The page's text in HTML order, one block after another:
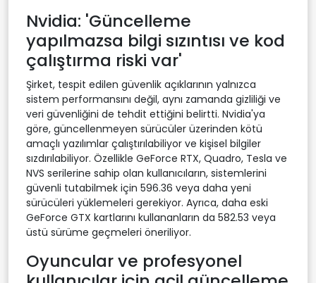
Nvidia: 'Güncelleme
yapılmazsa bilgi sızıntısı ve kod
çalıştırma riski var'
Şirket, tespit edilen güvenlik açıklarının yalnızca
sistem performansını değil, aynı zamanda gizliliği ve
veri güvenliğini de tehdit ettiğini belirtti. Nvidia'ya
göre, güncellenmeyen sürücüler üzerinden kötü
amaçlı yazılımlar çalıştırılabiliyor ve kişisel bilgiler
sızdırılabiliyor. Özellikle GeForce RTX, Quadro, Tesla ve
NVS serilerine sahip olan kullanıcıların, sistemlerini
güvenli tutabilmek için 596.36 veya daha yeni
sürücüleri yüklemeleri gerekiyor. Ayrıca, daha eski
GeForce GTX kartlarını kullananların da 582.53 veya
üstü sürüme geçmeleri öneriliyor.
Oyuncular ve profesyonel